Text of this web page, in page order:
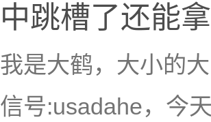
中跳槽了还能
我是大鹤，大小的
信号:usadahe，今